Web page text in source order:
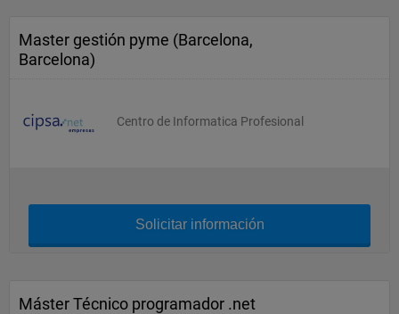
Master gestión pyme (Barcelona,
Barcelona)
Centro de Informatica Profesional
Solicitar información
Máster Técnico programador .net